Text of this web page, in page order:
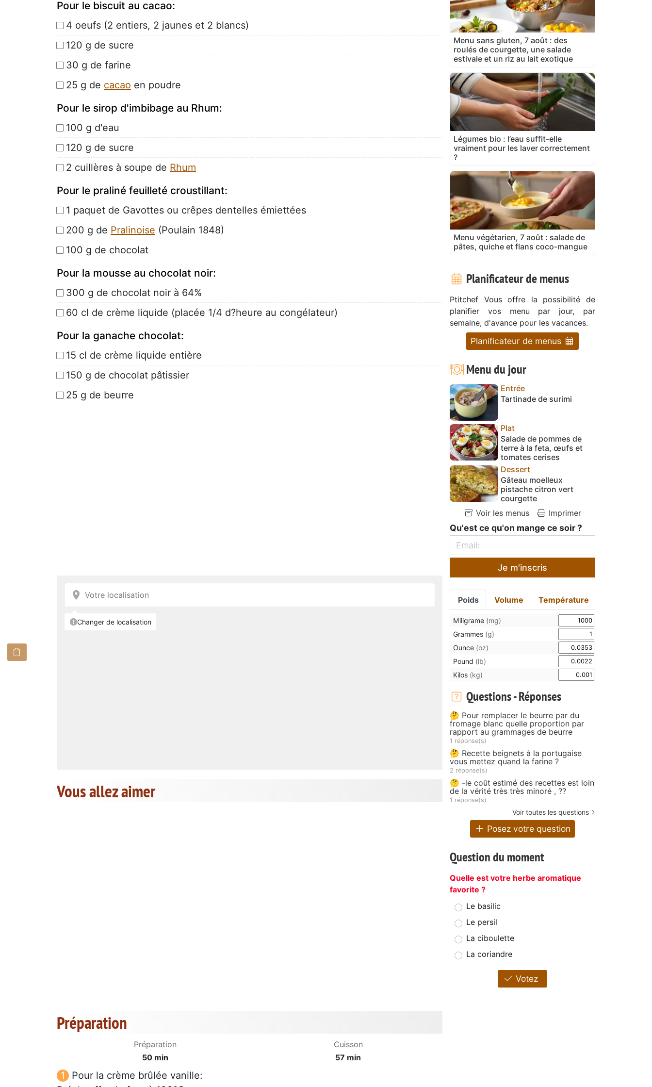
Pour le biscuit au cacao:
4 oeufs (2 entiers, 2 jaunes et 2 blancs)
120 g de sucre
30 g de farine
25 g de cacao en poudre
Pour le sirop d'imbibage au Rhum:
100 g d'eau
120 g de sucre
2 cuillères à soupe de Rhum
Pour le praliné feuilleté croustillant:
1 paquet de Gavottes ou crêpes dentelles émiettées
200 g de Pralinoise (Poulain 1848)
100 g de chocolat
Pour la mousse au chocolat noir:
300 g de chocolat noir à 64%
60 cl de crème liquide (placée 1/4 d?heure au congélateur)
Pour la ganache chocolat:
15 cl de crème liquide entière
150 g de chocolat pâtissier
25 g de beurre
Vous allez aimer
Préparation
Préparation
50 min
Cuisson
57 min
Pour la crème brûlée vanille:
Menu sans gluten, 7 août : des
roulés de courgette, une salade
estivale et un riz au lait exotique
Légumes bio : l’eau suffit-elle
vraiment pour les laver correctement
?
Menu végétarien, 7 août : salade de
pâtes, quiche et flans coco-mangue
Planificateur de menus
Ptitchef Vous offre la possibilité de
planifier vos menu par jour, par
semaine, d'avance pour les vacances.
Planificateur de menus
Menu du jour
Entrée
Tartinade de surimi
Plat
Salade de pommes de
terre à la feta, œufs et
tomates cerises
Dessert
Gâteau moelleux
pistache citron vert
courgette
Voir les menus
Imprimer
Qu'est ce qu'on mange ce soir ?
Je m'inscris
Poids Volume Température
Miligrame (mg)
Grammes (g)
Ounce (oz)
Pound (lb)
Kilos (kg)
Questions - Réponses
🤔 Pour remplacer le beurre par du
fromage blanc quelle proportion par
rapport au grammages de beurre
1 réponse(s)
🤔 Recette beignets à la portugaise
vous mettez quand la farine ?
2 réponse(s)
🤔 -le coût estimé des recettes est loin
de la vérité très très minoré , ??
1 réponse(s)
Voir toutes les questions
Posez votre question
Question du moment
Quelle est votre herbe aromatique
favorite ?
Le basilic
Le persil
La ciboulette
La coriandre
Votez